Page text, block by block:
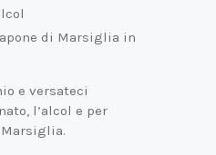
di Marsiglia in
e versateci
l’alcol e per